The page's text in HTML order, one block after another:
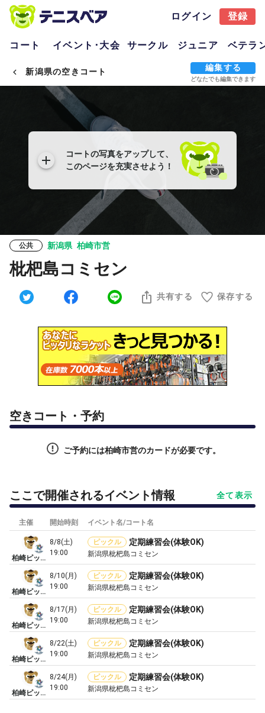
ログイン 登録
コート イベント･大会 サークル ジュニア ベテラ
新潟県の空きコート 編集する
どなたでも編集できます
コートの写真をアップして、
このページを充実させよう！
公共 新潟県 柏崎市営
枇杷島コミセン
共有する 保存する
空きコート・予約
ご予約には柏崎市営のカードが必要です。
ここで開催されるイベント情報 全て表示
主催 開始時刻 イベント名/コート名
柏崎ピックルボールクラブ
8/8(土)
19:00
ピックル 定期練習会(体験OK)
新潟県枇杷島コミセン
柏崎ピックルボールクラブ
8/10(月)
19:00
ピックル 定期練習会(体験OK)
新潟県枇杷島コミセン
柏崎ピックルボールクラブ
8/17(月)
19:00
ピックル 定期練習会(体験OK)
新潟県枇杷島コミセン
柏崎ピックルボールクラブ
8/22(土)
19:00
ピックル 定期練習会(体験OK)
新潟県枇杷島コミセン
柏崎ピックルボールクラブ
8/24(月)
19:00
ピックル 定期練習会(体験OK)
新潟県枇杷島コミセン